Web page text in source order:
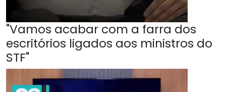
"Vamos acabar com a farra dos
escritórios ligados aos ministros do
STF"